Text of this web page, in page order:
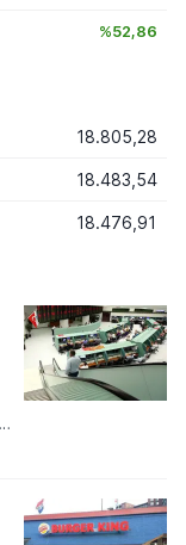
%52,86
18.805,28
18.483,54
18.476,91